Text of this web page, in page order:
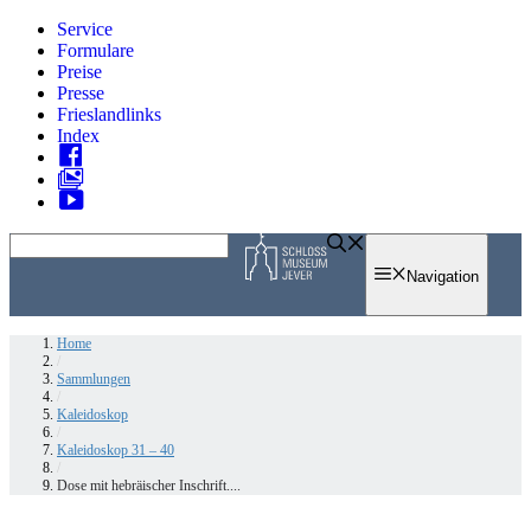
Zum
Inhalt
springen
Service
Formulare
Preise
Presse
Frieslandlinks
Index
to
Navigation
Home
Sammlungen
Kaleidoskop
Kaleidoskop 31 – 40
Dose mit hebräischer Inschrift....